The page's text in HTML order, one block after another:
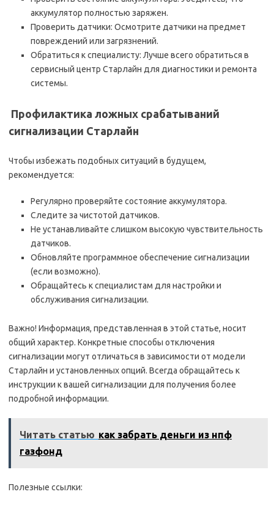
аккумулятор полностью заряжен.
Проверить датчики: Осмотрите датчики на предмет
повреждений или загрязнений.
Обратиться к специалисту: Лучше всего обратиться в
сервисный центр Старлайн для диагностики и ремонта
системы.
️ Профилактика ложных срабатываний
сигнализации Старлайн
Чтобы избежать подобных ситуаций в будущем,
рекомендуется:
Регулярно проверяйте состояние аккумулятора.
Следите за чистотой датчиков.
Не устанавливайте слишком высокую чувствительность
датчиков.
Обновляйте программное обеспечение сигнализации
(если возможно).
Обращайтесь к специалистам для настройки и
обслуживания сигнализации.
Важно! Информация, представленная в этой статье, носит
общий характер. Конкретные способы отключения
сигнализации могут отличаться в зависимости от модели
Старлайн и установленных опций. Всегда обращайтесь к
инструкции к вашей сигнализации для получения более
подробной информации.
Читать статью как забрать деньги из нпф
газфонд
Полезные ссылки: